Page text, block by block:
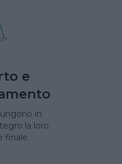
e
in
la loro
finale.